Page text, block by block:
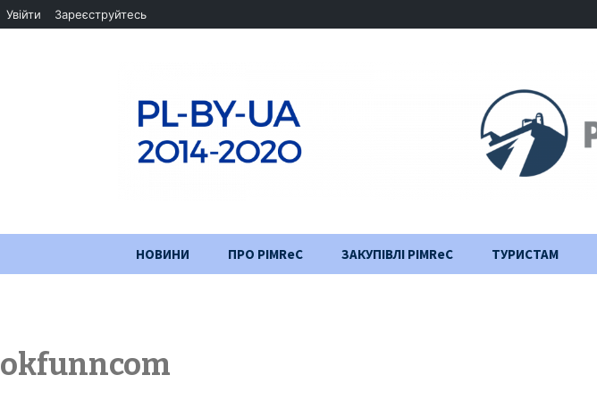
НОВИНИ ПРО PIMReC ЗАКУПІВЛІ PIMReC ТУРИСТАМ
okfunncom
Увійти Зареєструйтесь